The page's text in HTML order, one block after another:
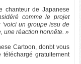
chanteur de Japanese
comme le projet
un groupe issu de
une réaction honnête. »
Cartoon, donbt vous
gratuitement